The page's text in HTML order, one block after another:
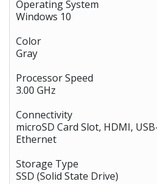
Operating System
Windows 10
Color
Gray
Processor Speed
3.00 GHz
Connectivity
microSD Card Slot, HDMI,
Ethernet
Storage Type
SSD (Solid State Drive)